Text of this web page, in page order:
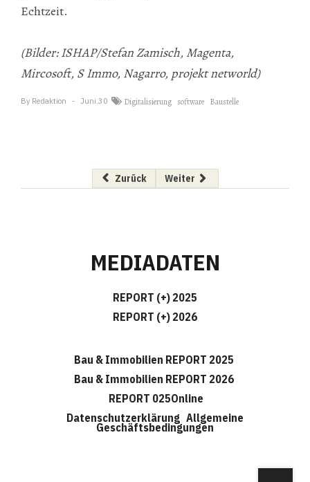
Echtzeit.
(Bilder: ISHAP/Stefan Zamisch, Magenta,
Mircosoft, S Immo, Nagarro, projekt networld)
By Redaktion Juni.30 Digitalisierung software Baustelle
Vorheriger Beitrag: Porr-CEO wird
Zurück Nächster Beitrag: Liebherr
Weiter
MEDIADATEN
REPORT (+) 2025
REPORT (+) 2026
Bau & Immobilien REPORT 2025
Bau & Immobilien REPORT 2026
REPORT 025Online
Datenschutzerklärung Allgemeine
Geschäftsbedingungen